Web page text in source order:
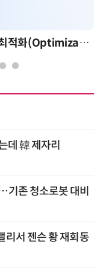
AI 시대의 의사결정을 바꾸는 수리최적화(Optimization): 실제 산업 적용 사례와 활용 전략
데 韓 제자리
기존 청소로봇 대비
리서 젠슨 황 재회동